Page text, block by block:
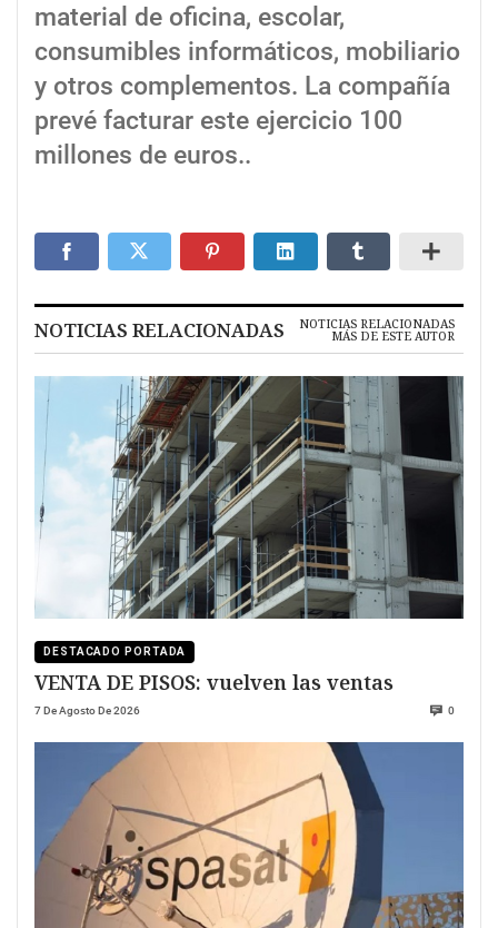
material de oficina, escolar,
consumibles informáticos, mobiliario
y otros complementos. La compañía
prevé facturar este ejercicio 100
millones de euros..
NOTICIAS RELACIONADAS NOTICIAS RELACIONADAS
MÁS DE ESTE AUTOR
DESTACADO PORTADA
VENTA DE PISOS: vuelven las ventas
7 De Agosto De 2026 0